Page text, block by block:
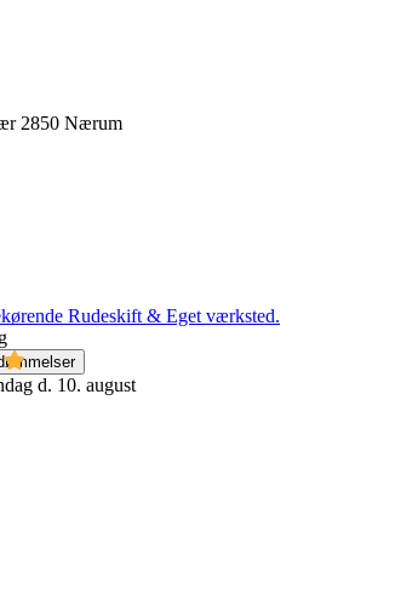
2850 Nærum
Rudeskift & Eget værksted.
d. 10. august